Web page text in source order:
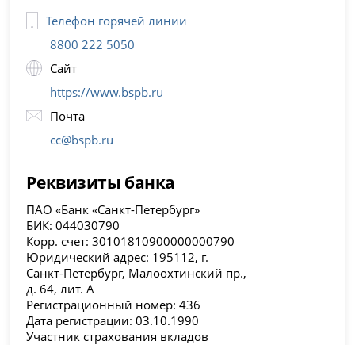
Телефон горячей линии
8800 222 5050
Сайт
https://www.bspb.ru
Почта
cc@bspb.ru
Реквизиты банка
ПАО «Банк «Санкт-Петербург»
БИК: 044030790
Корр. счет: 30101810900000000790
Юридический адрес: 195112, г.
Санкт-Петербург, Малоохтинский пр.,
д. 64, лит. А
Регистрационный номер: 436
Дата регистрации: 03.10.1990
Участник страхования вкладов